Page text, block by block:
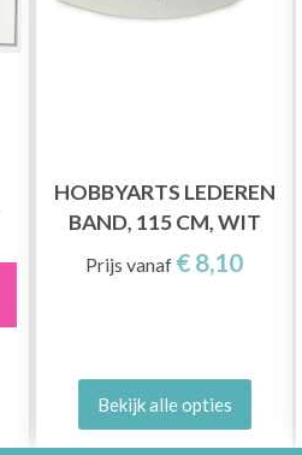
HOBBYARTS LEDEREN
BAND, 115 CM, WIT
Prijs vanaf € 8,10
Bekijk alle opties